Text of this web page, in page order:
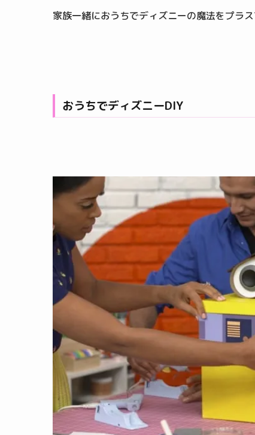
家族一緒におうちでディズニーの魔法をプラ
おうちでディズニーDIY